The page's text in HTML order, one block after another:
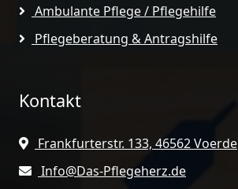
Ambulante Pflege / Pflegehilfe
Pflegeberatung & Antragshilfe
Kontakt
Frankfurterstr. 133, 46562 Voerde
Info@Das-Pflegeherz.de